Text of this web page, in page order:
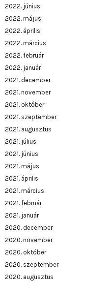
2022. június
2022. május
2022. április
2022. március
2022. február
2022. január
2021. december
2021. november
2021. október
2021. szeptember
2021. augusztus
2021. július
2021. június
2021. május
2021. április
2021. március
2021. február
2021. január
2020. december
2020. november
2020. október
2020. szeptember
2020. augusztus